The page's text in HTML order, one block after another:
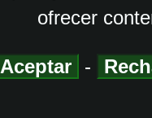
ofrecer
Aceptar -